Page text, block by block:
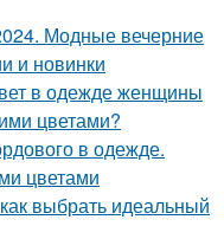
Модные вечерние
и новинки
в одежде женщины
цветами?
в одежде.
цветами
выбрать идеальный